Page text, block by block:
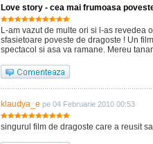
Love story - cea mai frumoasa
L-am vazut de multe ori si l-as revedea
sfasietoare poveste de dragoste ! Un
spectacol si asa va ramane. Mereu
klaudya_e pe 04 Februarie 2010 00:53
singurul film de dragoste care a reusit